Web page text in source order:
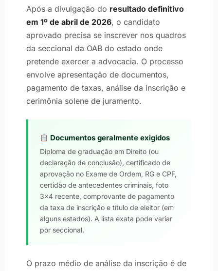
Após a divulgação do resultado definitivo
em 1º de abril de 2026, o candidato
aprovado precisa se inscrever nos quadros
da seccional da OAB do estado onde
pretende exercer a advocacia. O processo
envolve apresentação de documentos,
pagamento de taxas, análise da inscrição e
cerimônia solene de juramento.
Documentos geralmente exigidos
Diploma de graduação em Direito (ou
declaração de conclusão), certificado de
aprovação no Exame de Ordem, RG e CPF,
certidão de antecedentes criminais, foto
3×4 recente, comprovante de pagamento
da taxa de inscrição e título de eleitor (em
alguns estados). A lista exata pode variar
por seccional.
O prazo médio de análise da inscrição é de